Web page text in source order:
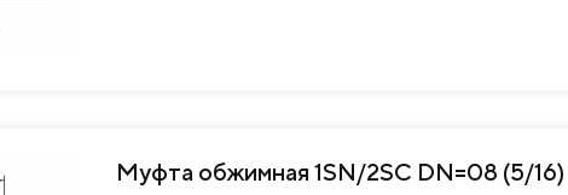
Муфта обжимная 1SN/2SC DN=08 (5/16)